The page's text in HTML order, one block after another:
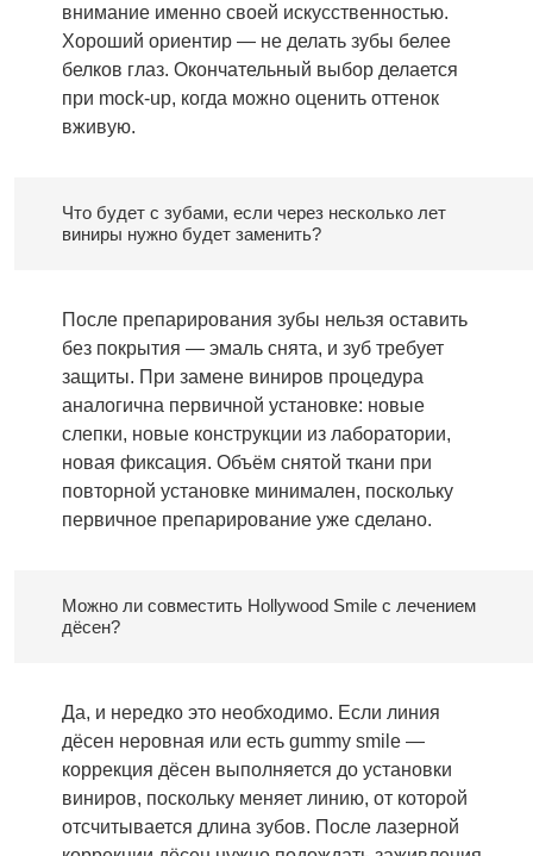
внимание именно своей искусственностью.
Хороший ориентир — не делать зубы белее
белков глаз. Окончательный выбор делается
при mock-up, когда можно оценить оттенок
вживую.
Что будет с зубами, если через несколько лет
виниры нужно будет заменить?
После препарирования зубы нельзя оставить
без покрытия — эмаль снята, и зуб требует
защиты. При замене виниров процедура
аналогична первичной установке: новые
слепки, новые конструкции из лаборатории,
новая фиксация. Объём снятой ткани при
повторной установке минимален, поскольку
первичное препарирование уже сделано.
Можно ли совместить Hollywood Smile с лечением
дёсен?
Да, и нередко это необходимо. Если линия
дёсен неровная или есть gummy smile —
коррекция дёсен выполняется до установки
виниров, поскольку меняет линию, от которой
отсчитывается длина зубов. После лазерной